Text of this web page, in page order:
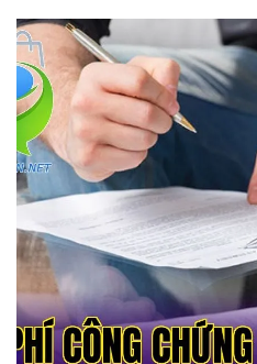
ký. Điều này tiềm ẩn vô số
thửa đất, nghĩa vụ thuế, thời
Bài viết dưới đây sẽ phân tích
tự tin đọc – hiểu và thương
cách chặt chẽ, phù hợp quy
Song song đó, bạn cũng cần
người bán, nguồn gốc sử
quan trước khi đặt cọc.
sẽ giúp hạn chế tối đa nguy
tranh chấp, đất quy hoạch
sang tên. Toàn bộ nội dung
pháp lý, dễ áp dụng trong
PHÍ CÔNG